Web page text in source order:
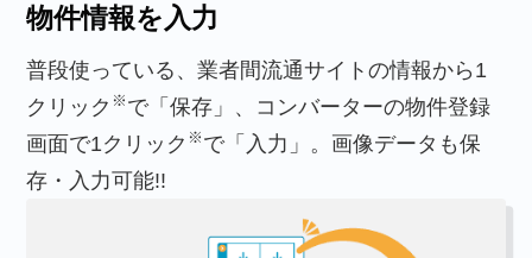
物件情報を入力
普段使っている、業者間流通サイトの情報から1
クリック ※ で「保存」、コンバーターの物件登録
画面で1クリック ※ で「入力」。画像データも保
存・入力可能!!